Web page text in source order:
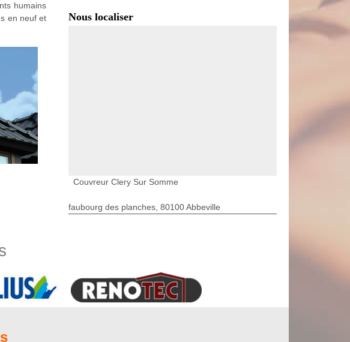
humains
en neuf et
des
et
que leur
Nous localiser
Couvreur Clery Sur Somme
faubourg des planches, 80100 Abbeville